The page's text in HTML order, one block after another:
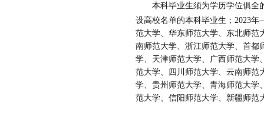
本科毕业生须为学历学位俱全
设高校名单的本科毕业生； 2023年
范大学、华东师范大学、东北师范
南师范大学、浙江师范大学、首都
学、天津师范大学、广西师范大学
范大学、四川师范大学、云南师范
学、贵州师范大学、青海师范大学
范大学、信阳师范大学、新疆师范